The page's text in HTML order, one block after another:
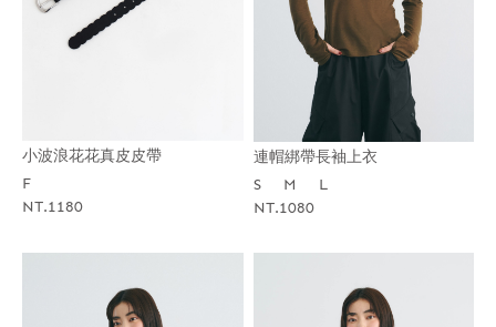
小波浪花花真皮皮帶
F
NT.1180
連帽綁帶長袖上衣
S
M
L
NT.1080